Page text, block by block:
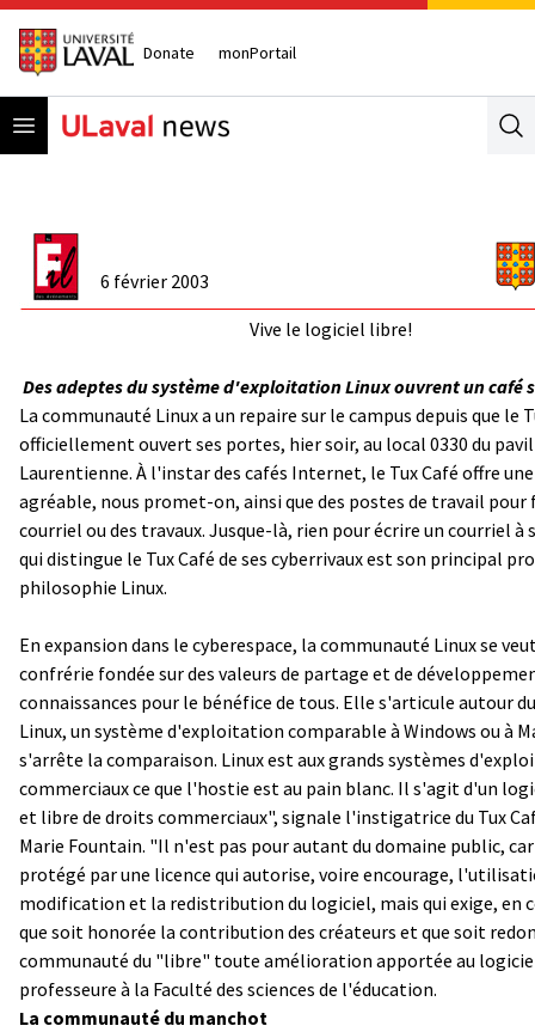
Donate monPortail
Open menu
6 février 2003
Vive le logiciel libre!
Des adeptes du système d'exploitation Linux ouvrent un café
La communauté Linux a un repaire sur le campus depuis que le
officiellement ouvert ses portes, hier soir, au local 0330 du
Laurentienne. À l'instar des cafés Internet, le Tux Café offre
agréable, nous promet-on, ainsi que des postes de travail pour
courriel ou des travaux. Jusque-là, rien pour écrire un courriel à
qui distingue le Tux Café de ses cyberrivaux est son principal
philosophie Linux.
En expansion dans le cyberespace, la communauté Linux se
confrérie fondée sur des valeurs de partage et de
connaissances pour le bénéfice de tous. Elle s'articule autour
Linux, un système d'exploitation comparable à Windows ou à
s'arrête la comparaison. Linux est aux grands systèmes
commerciaux ce que l'hostie est au pain blanc. Il s'agit d'un
et libre de droits commerciaux", signale l'instigatrice du Tux
Marie Fountain. "Il n'est pas pour autant du domaine public,
protégé par une licence qui autorise, voire encourage,
modification et la redistribution du logiciel, mais qui exige, en
que soit honorée la contribution des créateurs et que soit
communauté du "libre" toute amélioration apportée au
professeure à la Faculté des sciences de l'éducation.
La communauté du manchot